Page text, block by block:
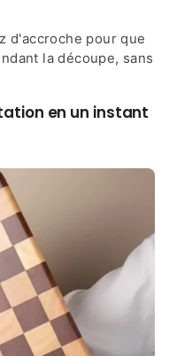
d'accroche pour que
la découpe, sans
en un instant